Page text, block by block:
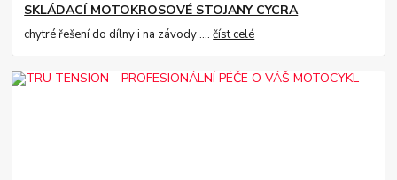
SKLÁDACÍ MOTOKROSOVÉ STOJANY CYCRA
chytré řešení do dílny i na závody ....číst celé